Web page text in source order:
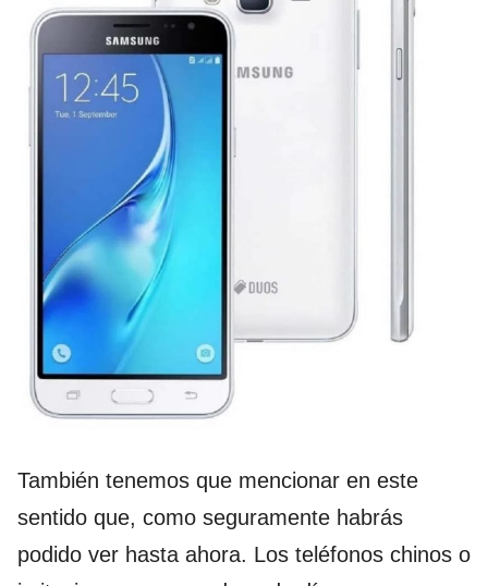
También tenemos que mencionar en este
sentido que, como seguramente habrás
podido ver hasta ahora. Los teléfonos chinos o